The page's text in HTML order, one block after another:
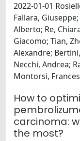
2022-01-01
Fallara,
Alberto; Re,
Giacomo; Tian,
Alexandre;
Necchi, Andrea;
Montorsi,
How to
carcinoma:
the most?